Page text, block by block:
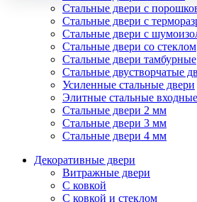
Стальные двери с
Стальные двери с
Стальные двери с
Стальные двери со стеклом
Стальные двери тамбурные
Стальные двустворчатые
Усиленные стальные двери
Элитные стальные
Стальные двери 2 мм
Стальные двери 3 мм
Стальные двери 4 мм
Декоративные двери
Витражные двери
С ковкой
С ковкой и стеклом
использования систем аналитики
Яндекс.Метрика), в соответствии
обработки персональных данных.
Если вы не хотите, чтобы ваши
настройте ограничения в браузере